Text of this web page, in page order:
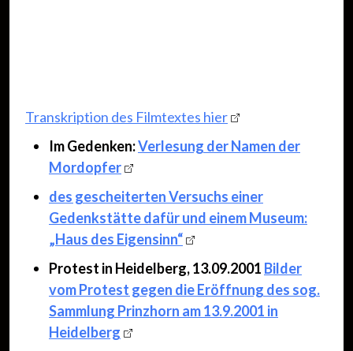
Transkription des Filmtextes hier
Im Gedenken:Verlesung der Namen der
Mordopfer
des gescheiterten Versuchs einer
Gedenkstätte dafür und einem Museum:
„Haus des Eigensinn“
Protest in Heidelberg, 13.09.2001 Bilder
vom Protest gegen die Eröffnung des sog.
Sammlung Prinzhorn am 13.9.2001 in
Heidelberg